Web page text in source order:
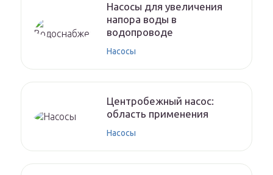
Насосы для увеличения
напора воды в
водопроводе
Насосы
Центробежный насос:
область применения
Насосы